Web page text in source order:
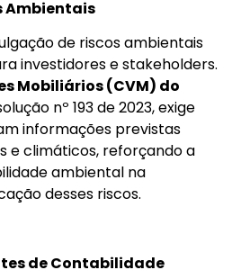
Ambientais
de riscos ambientais
investidores e stakeholders.
Mobiliários (CVM) do
nº 193 de 2023, exige
informações previstas
e climáticos, reforçando a
ambiental na
desses riscos.
de Contabilidade